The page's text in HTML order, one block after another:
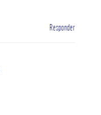
Responder